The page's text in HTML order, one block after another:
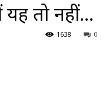
यह तो नहीं…
0
1638